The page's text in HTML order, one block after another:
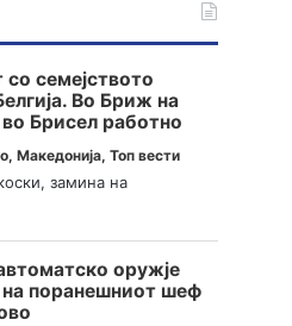
семејството
Во Бриж на
во Брисел работно
,Македонија,Топ вести
замина на
оружје
на поранешниот шеф